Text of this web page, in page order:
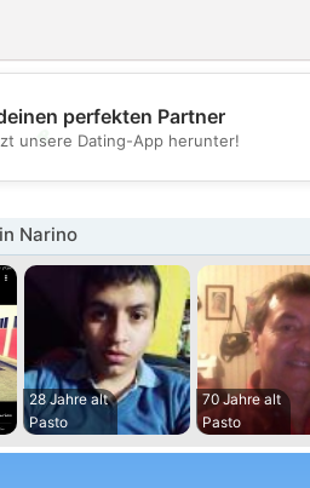
💖 perfekten Partner
unsere Dating-App herunter!
Narino
28 Jahre alt
Pasto
70 Jahre alt
Pasto